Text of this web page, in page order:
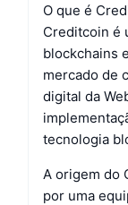
O que é
Creditcoin é
blockchains
mercado de
digital da
tecnologia
A origem do
por uma